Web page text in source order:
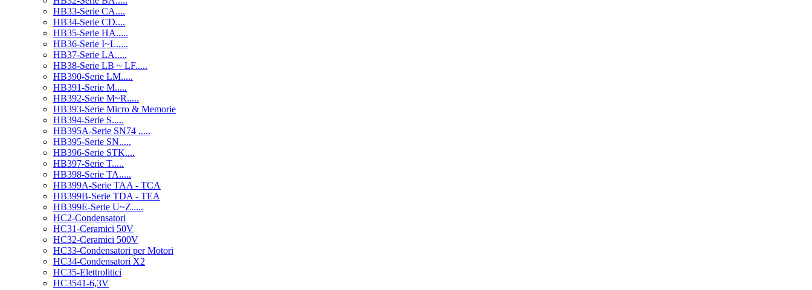
HB33-Serie CA....
HB34-Serie CD....
HB35-Serie HA.....
HB36-Serie I~L.....
HB37-Serie LA.....
HB38-Serie LB ~ LF.....
HB390-Serie LM.....
HB391-Serie M.....
HB392-Serie M~R.....
HB393-Serie Micro & Memorie
HB394-Serie S.....
HB395A-Serie SN74 .....
HB395-Serie SN.....
HB396-Serie STK....
HB397-Serie T.....
HB398-Serie TA.....
HB399A-Serie TAA - TCA
HB399B-Serie TDA - TEA
HB399E-Serie U~Z.....
HC2-Condensatori
HC31-Ceramici 50V
HC32-Ceramici 500V
HC33-Condensatori per Motori
HC34-Condensatori X2
HC35-Elettrolitici
HC3541-6,3V